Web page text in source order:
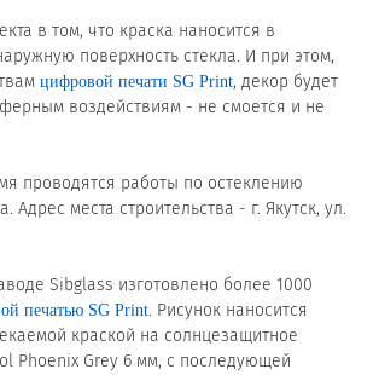
оборудования и бытовой техники
для переработки стекла
конструкции для розничных
продукцию Sibglass Trade
техническая документация
в том, что краска наносится в
поверхность стекла. И при этом,
цифровой печати SG Print, декор будет
воздействиям - не смоется и не
проводятся работы по остеклению
Адрес места строительства - г. Якутск, ул.
Sibglass изготовлено более 1000
печатью SG Print. Рисунок наносится
краской на солнцезащитное
Phoenix Grey 6 мм, с последующей